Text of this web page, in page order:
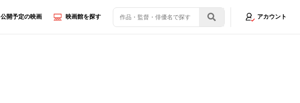
公開予定の映画 映画館を探す アカウント